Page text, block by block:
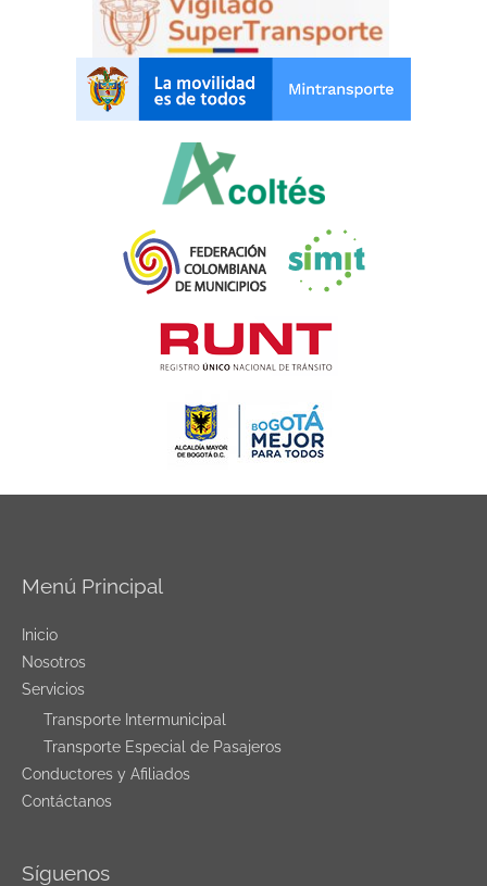
Menú Principal
Inicio
Nosotros
Servicios
Transporte Intermunicipal
Transporte Especial de Pasajeros
Conductores y Afiliados
Contáctanos
Síguenos